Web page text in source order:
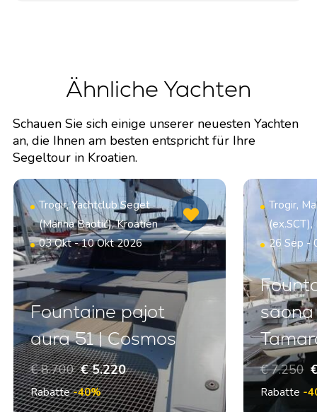
Ähnliche Yachten
Schauen Sie sich einige unserer neuesten Yachten
an, die Ihnen am besten entspricht für Ihre
Segeltour in Kroatien.
Trogir, Yachtclub Seget
(Marina Baotić), Kroatien
03 Okt - 10 Okt 2026
Fountaine pajot
aura 51 | Cosmos
€ 8.700 € 5.220
Rabatte-40%
Trogir,
26 Sep -
€ 7.250
Rabatte -